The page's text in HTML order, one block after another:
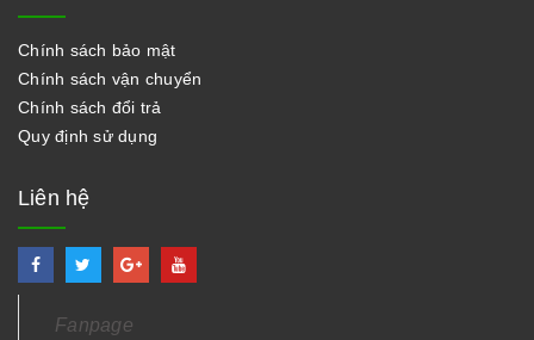
Chính sách bảo mật
Chính sách vận chuyển
Chính sách đổi trả
Quy định sử dụng
Liên hệ
Fanpage